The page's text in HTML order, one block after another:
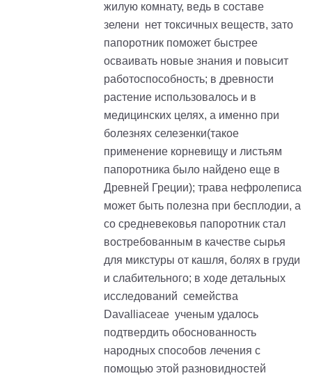
жилую комнату, ведь в составе
зелени нет токсичных веществ, зато
папоротник поможет быстрее
осваивать новые знания и повысит
работоспособность; в древности
растение использовалось и в
медицинских целях, а именно при
болезнях селезенки(такое
применение корневищу и листьям
папоротника было найдено еще в
Древней Греции); трава нефролеписа
может быть полезна при бесплодии, а
со средневековья папоротник стал
востребованным в качестве сырья
для микстуры от кашля, болях в груди
и слабительного; в ходе детальных
исследований семейства
Davalliaceae ученым удалось
подтвердить обоснованность
народных способов лечения с
помощью этой разновидностей